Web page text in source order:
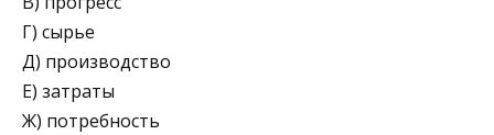
Г) сырье
Д) производство
Е) затраты
Ж) потребность